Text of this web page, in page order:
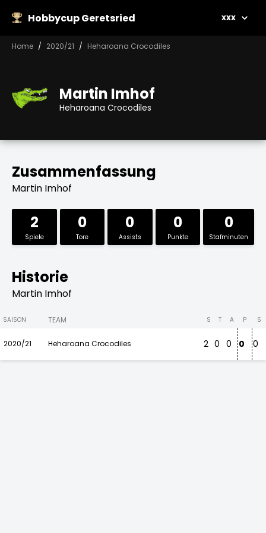
Hobbycup Geretsried xxx
Home 2020/21 Heharoana Crocodiles
Martin Imhof
Heharoana Crocodiles
Zusammenfassung
Martin Imhof
2
Spiele
0
Tore
0
Assists
0
Punkte
0
Stafminuten
Historie
Martin Imhof
SAISON TEAM S T A P S
2020/21 Heharoana Crocodiles 2 0 0 0 0